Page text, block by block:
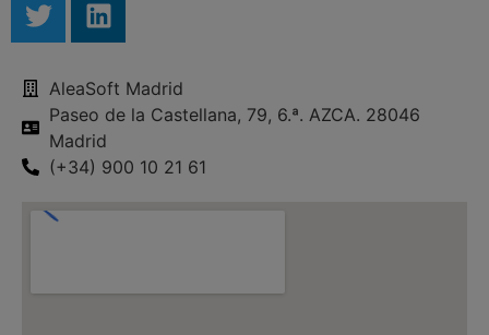
AleaSoft Madrid
Paseo de la Castellana, 79, 6.ª. AZCA. 28046
Madrid
(+34) 900 10 21 61